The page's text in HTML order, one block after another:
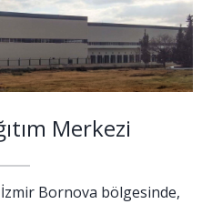
Merkezi
İzmir Bornova bölgesinde,